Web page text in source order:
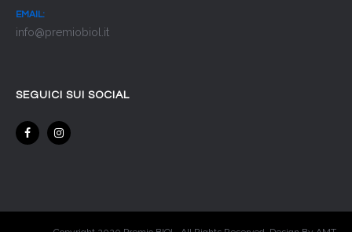
EMAIL:
info@premiobiol.it
SEGUICI SUI SOCIAL